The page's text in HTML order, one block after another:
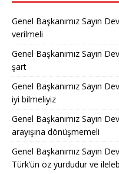
Genel Başkanımız Sayın
verilmeli
Genel Başkanımız Sayın
şart
Genel Başkanımız Sayın
iyi bilmeliyiz
Genel Başkanımız Sayın
arayışına dönüşmemeli
Genel Başkanımız Sayın
Türk’ün öz yurdudur ve